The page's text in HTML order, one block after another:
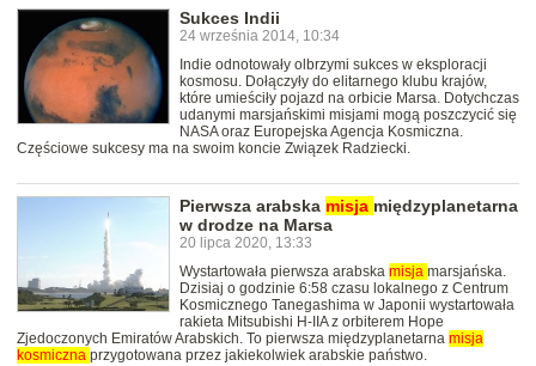
Sukces Indii
24 września 2014, 10:34
Indie odnotowały olbrzymi sukces w eksploracji
kosmosu. Dołączyły do elitarnego klubu krajów,
które umieściły pojazd na orbicie Marsa. Dotychczas
udanymi marsjańskimi misjami mogą poszczycić się
NASA oraz Europejska Agencja Kosmiczna.
Częściowe sukcesy ma na swoim koncie Związek Radziecki.
Pierwsza arabska misja międzyplanetarna
w drodze na Marsa
20 lipca 2020, 13:33
Wystartowała pierwsza arabska misja marsjańska.
Dzisiaj o godzinie 6:58 czasu lokalnego z Centrum
Kosmicznego Tanegashima w Japonii wystartowała
rakieta Mitsubishi H-IIA z orbiterem Hope
Zjedoczonych Emiratów Arabskich. To pierwsza międzyplanetarna misja
kosmiczna przygotowana przez jakiekolwiek arabskie państwo.